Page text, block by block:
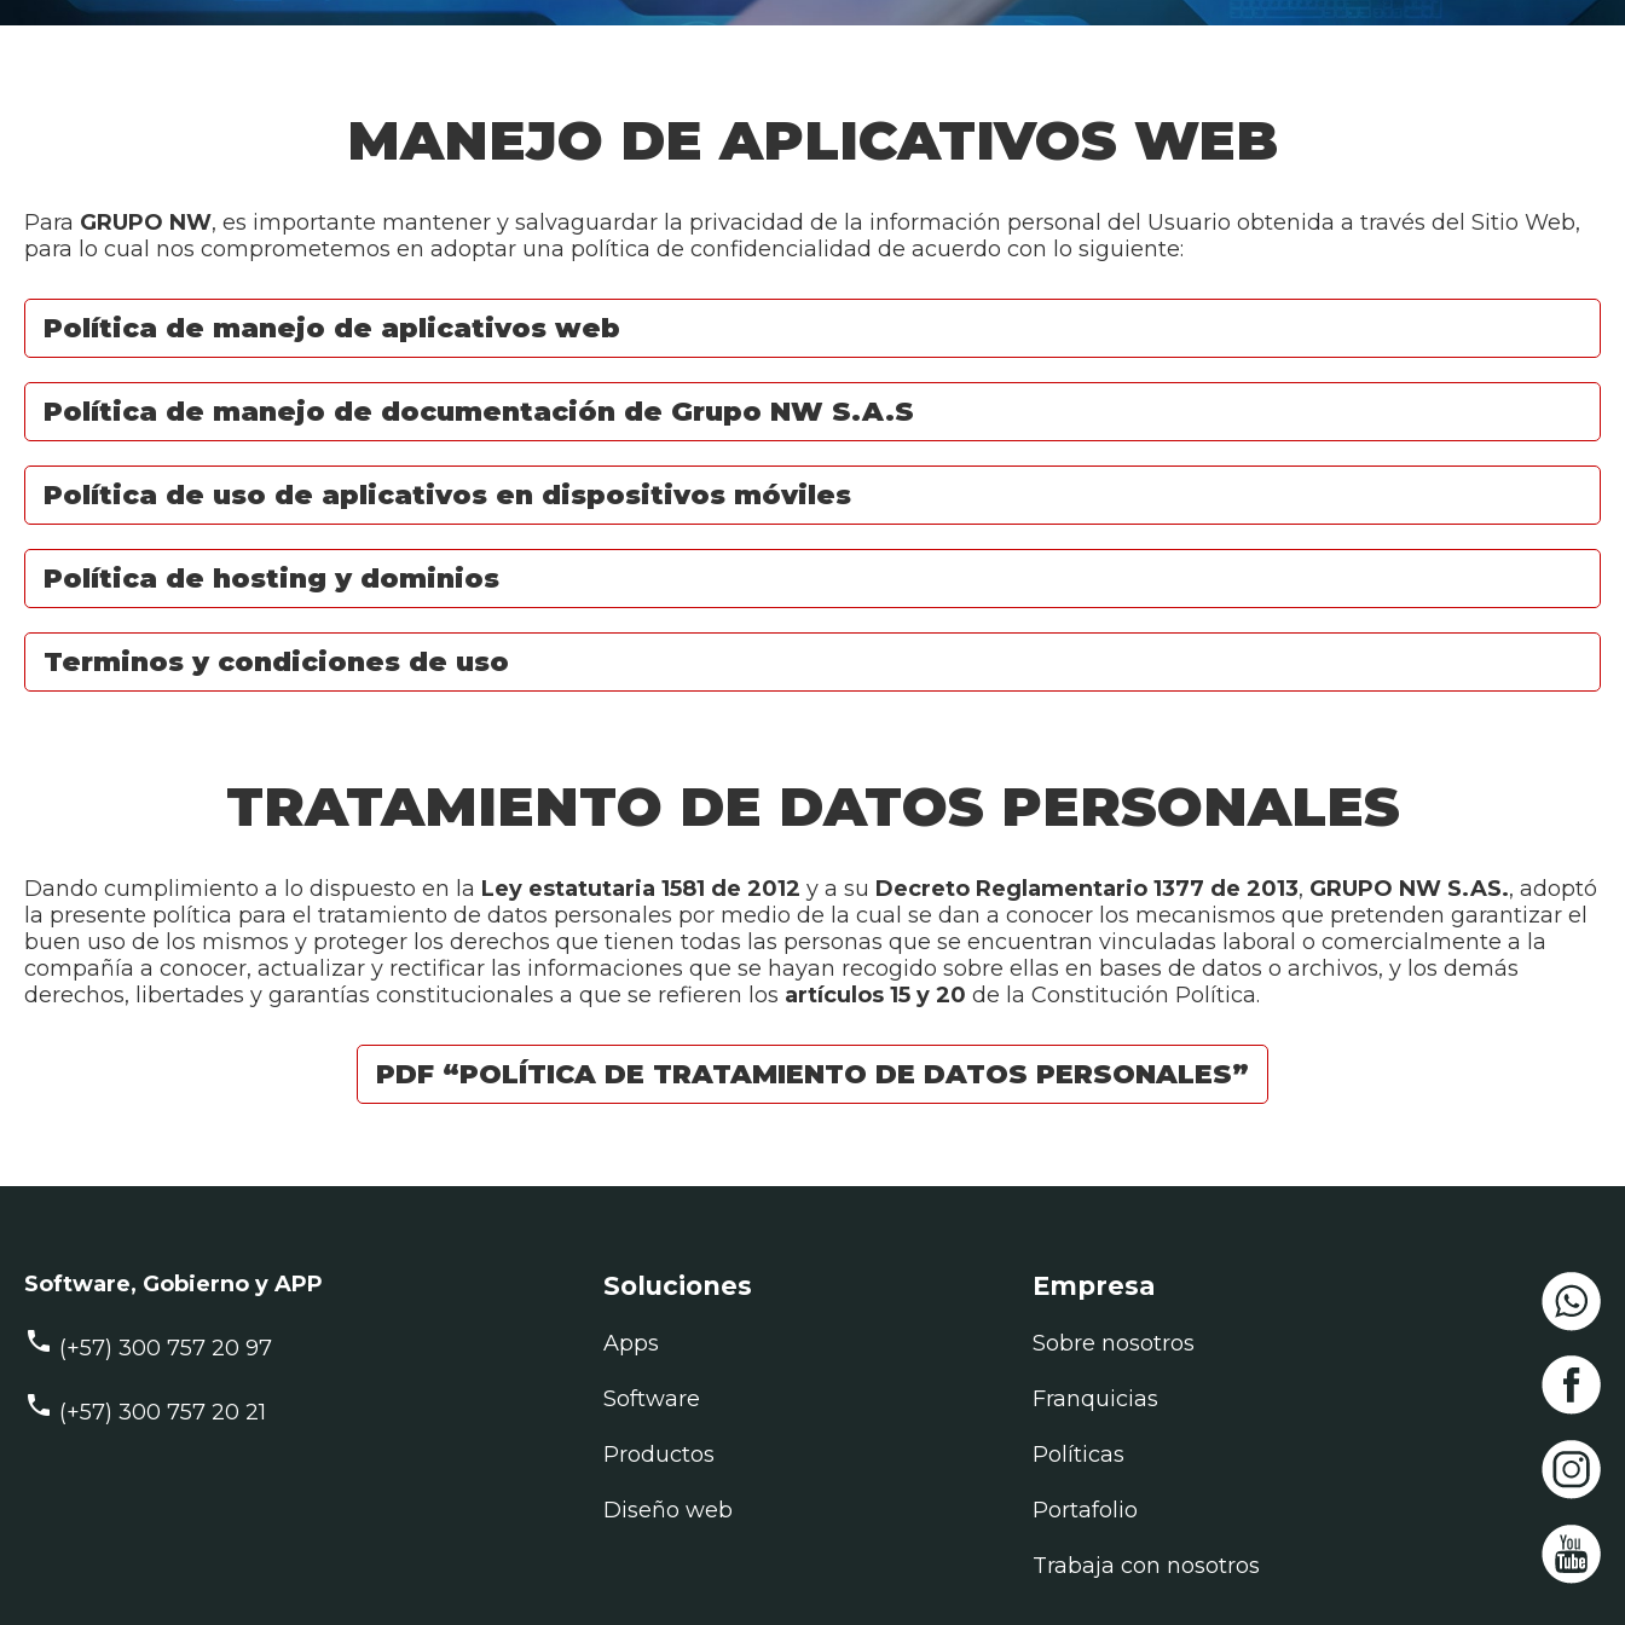
MANEJO DE APLICATIVOS WEB
Para GRUPO NW, es importante mantener y salvaguardar la privacidad de la información personal del Usuario obtenida a través del Sitio Web,
para lo cual nos comprometemos en adoptar una política de confidencialidad de acuerdo con lo siguiente:
Política de manejo de aplicativos web
Política de manejo de documentación de Grupo NW S.A.S
Política de uso de aplicativos en dispositivos móviles
Política de hosting y dominios
Terminos y condiciones de uso
TRATAMIENTO DE DATOS PERSONALES
Dando cumplimiento a lo dispuesto en la Ley estatutaria 1581 de 2012 y a su Decreto Reglamentario 1377 de 2013, GRUPO NW S.AS., adoptó
la presente política para el tratamiento de datos personales por medio de la cual se dan a conocer los mecanismos que pretenden garantizar el
buen uso de los mismos y proteger los derechos que tienen todas las personas que se encuentran vinculadas laboral o comercialmente a la
compañía a conocer, actualizar y rectificar las informaciones que se hayan recogido sobre ellas en bases de datos o archivos, y los demás
derechos, libertades y garantías constitucionales a que se refieren los artículos 15 y 20 de la Constitución Política.
PDF “POLÍTICA DE TRATAMIENTO DE DATOS PERSONALES”
Software, Gobierno y APP
phone (+57) 300 757 20 97
phone (+57) 300 757 20 21
Soluciones
Apps
Software
Productos
Diseño web
Empresa
Sobre nosotros
Franquicias
Políticas
Portafolio
Trabaja con nosotros